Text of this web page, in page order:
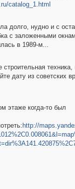
catalog_1.html
долго, нудно и с
с заложенными
в 1989-м...
техника,
дату из советских
этаже когда-то был
http://